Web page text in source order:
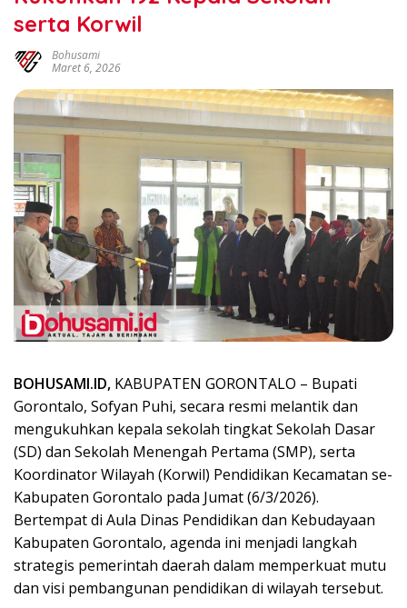
serta Korwil
Bohusami
Maret 6, 2026
BOHUSAMI.ID, KABUPATEN GORONTALO – Bupati
Gorontalo, Sofyan Puhi, secara resmi melantik dan
mengukuhkan kepala sekolah tingkat Sekolah Dasar
(SD) dan Sekolah Menengah Pertama (SMP), serta
Koordinator Wilayah (Korwil) Pendidikan Kecamatan se-
Kabupaten Gorontalo pada Jumat (6/3/2026).
Bertempat di Aula Dinas Pendidikan dan Kebudayaan
Kabupaten Gorontalo, agenda ini menjadi langkah
strategis pemerintah daerah dalam memperkuat mutu
dan visi pembangunan pendidikan di wilayah tersebut.